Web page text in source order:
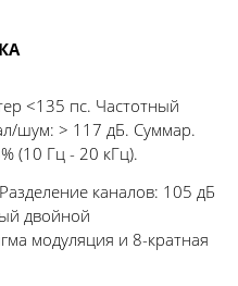
<135 пс. Частотный
шум: > 117 дБ. Суммар.
(10 Гц - 20 кГц).
каналов: 105 дБ
двойной
модуляция и 8-кратная